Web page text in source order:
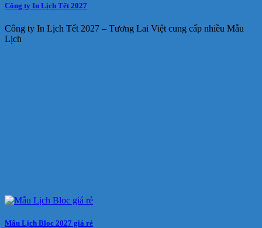
Công ty In Lịch Tết 2027
Công ty In Lịch Tết 2027 – Tương Lai Việt cung cấp nhiều Mẫu
Lịch
Mẫu Lịch Bloc 2027 giá rẻ